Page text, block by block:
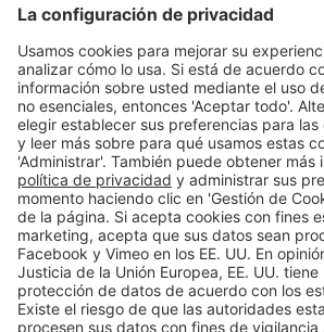
Información de la empresa
Manejo de cookies
Política de privacidad
© 2017-2026 Webgains. Todos los derechos
Webgains es una empresa del grupo